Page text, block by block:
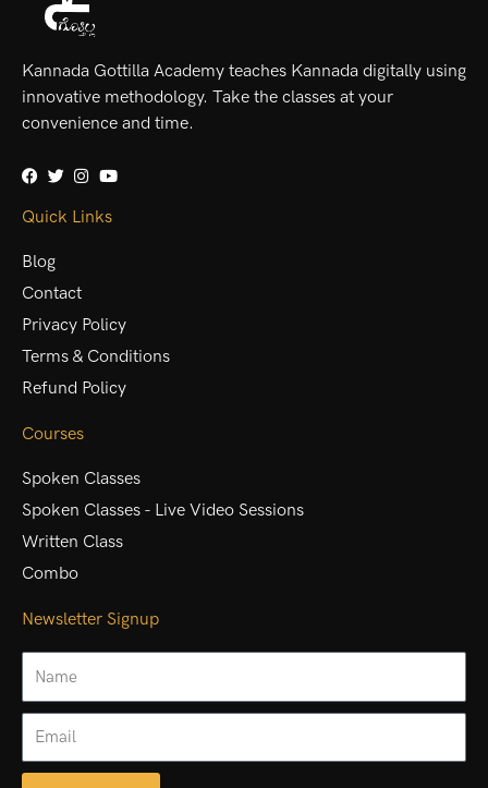
Kannada Gottilla Academy teaches Kannada digitally using
innovative methodology. Take the classes at your
convenience and time.
Quick Links
Blog
Contact
Privacy Policy
Terms & Conditions
Refund Policy
Courses
Spoken Classes
Spoken Classes - Live Video Sessions
Written Class
Combo
Newsletter Signup